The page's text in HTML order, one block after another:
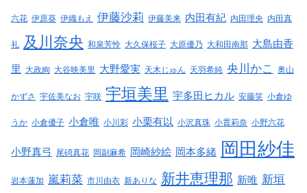
六花 伊原葵 伊織もえ 伊藤沙莉 伊藤美来 内田有紀 内田理央 内田真
礼 及川奈央 和泉芳怜 大久保桜子 大原優乃 大和田南那 大島由香
里 大政絢 大谷映美里 大野愛実 天木じゅん 天羽希純 央川かこ 奥山
かずさ 宇佐美なお 宇咲 宇垣美里 宇多田ヒカル 安藤笑 小倉ゆ
うか 小倉優子 小倉唯 小川彩 小栗有以 小沢真珠 小貫莉奈 小野六花
小野真弓 尾碕真花 岡副麻希 岡崎紗絵 岡本多緒 岡田紗佳
岩本蓮加 嵐莉菜 市川由衣 新ありな 新井恵理那 新唯 新垣